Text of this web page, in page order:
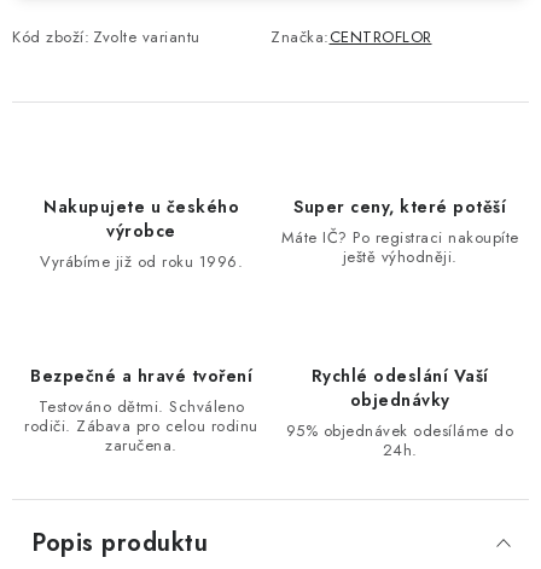
Kód zboží: Zvolte variantu Značka:CENTROFLOR
Nakupujete u českého
výrobce
Vyrábíme již od roku 1996.
Super ceny, které potěší
Máte IČ? Po registraci nakoupíte
ještě výhodněji.
Bezpečné a hravé tvoření
Testováno dětmi. Schváleno
rodiči. Zábava pro celou rodinu
zaručena.
Rychlé odeslání Vaší
objednávky
95% objednávek odesíláme do
24h.
Popis produktu